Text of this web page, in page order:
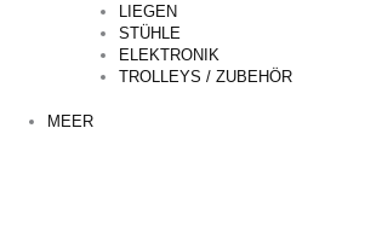
LIEGEN
STÜHLE
ELEKTRONIK
TROLLEYS / ZUBEHÖR
MEER